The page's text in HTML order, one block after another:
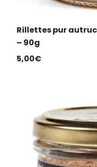
Rillettes pur
– 90g
5,00€